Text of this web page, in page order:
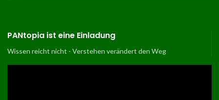
PANtopia ist eine Einladung
Wissen reicht nicht - Verstehen verändert den Weg